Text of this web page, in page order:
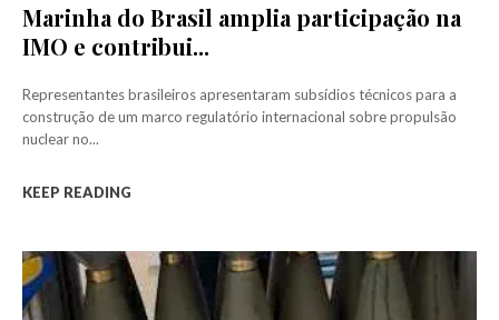
Marinha do Brasil amplia participação na
IMO e contribui...
Representantes brasileiros apresentaram subsídios técnicos para a
construção de um marco regulatório internacional sobre propulsão
nuclear no...
KEEP READING